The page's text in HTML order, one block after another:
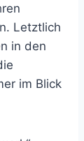
Letztlich
in den
im Blick